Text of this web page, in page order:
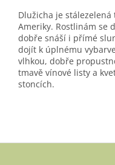
Dlužicha je
Ameriky. Rostlinám se
dobře snáší i přímé
dojít k úplnému
vlhkou, dobře
tmavě vínové listy a
stoncích.
Z